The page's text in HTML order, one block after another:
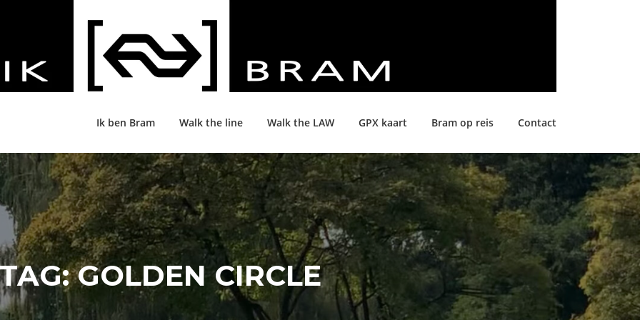
Ik ben Bram Walk the line Walk the LAW GPX kaart Bram op reis Contact
GOLDEN CIRCLE